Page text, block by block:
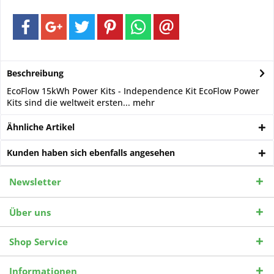
Beschreibung
EcoFlow 15kWh Power Kits - Independence Kit EcoFlow Power
Kits sind die weltweit ersten... mehr
Ähnliche Artikel
Kunden haben sich ebenfalls angesehen
Newsletter
Über uns
Shop Service
Informationen